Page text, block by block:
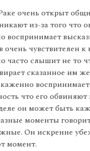
очень открыт
из-за того что
воспринимает
очень чувствителен
часто слышит не то
сказанное им
что его
он может быть
моменты
Он искренне
момент.